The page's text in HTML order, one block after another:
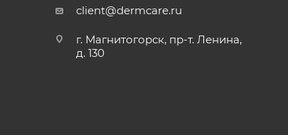
client@dermcare.ru
г. Магнитогорск, пр-т. Ленина,
д. 130